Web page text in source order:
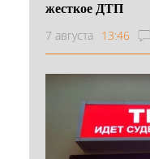
жесткое ДТП
7 августа 13:46